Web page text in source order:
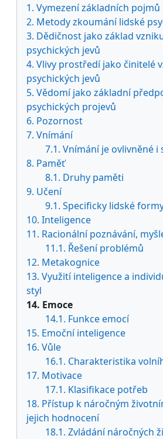
1. Vymezení základních pojmů
2. Metody zkoumání lidské
3. Dědičnost jako základ
psychických jevů
4. Vlivy prostředí jako činitelé
psychických jevů
5. Vědomí jako základní
psychických projevů
6. Pozornost
7. Vnímání
7.1. Vnímání je ovlivněné
8. Paměť
8.1. Druhy paměti
9. Učení
9.1. Specificky lidské
10. Inteligence
11. Racionální poznávání,
11.1. Řešení problémů
12. Metakognice
13. Využití inteligence a
styl
14. Emoce
14.1. Funkce emocí
15. Emoční inteligence
16. Vůle
16.1. Charakteristika
17. Motivace
17.1. Klasifikace potřeb
18. Přístup k náročným
jejich hodnocení
18.1. Zvládání náročných